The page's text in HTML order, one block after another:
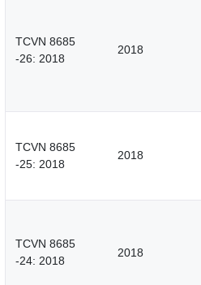
TCVN 8685
-26: 2018
2018
TCVN 8685
-25: 2018
2018
TCVN 8685
-24: 2018
2018